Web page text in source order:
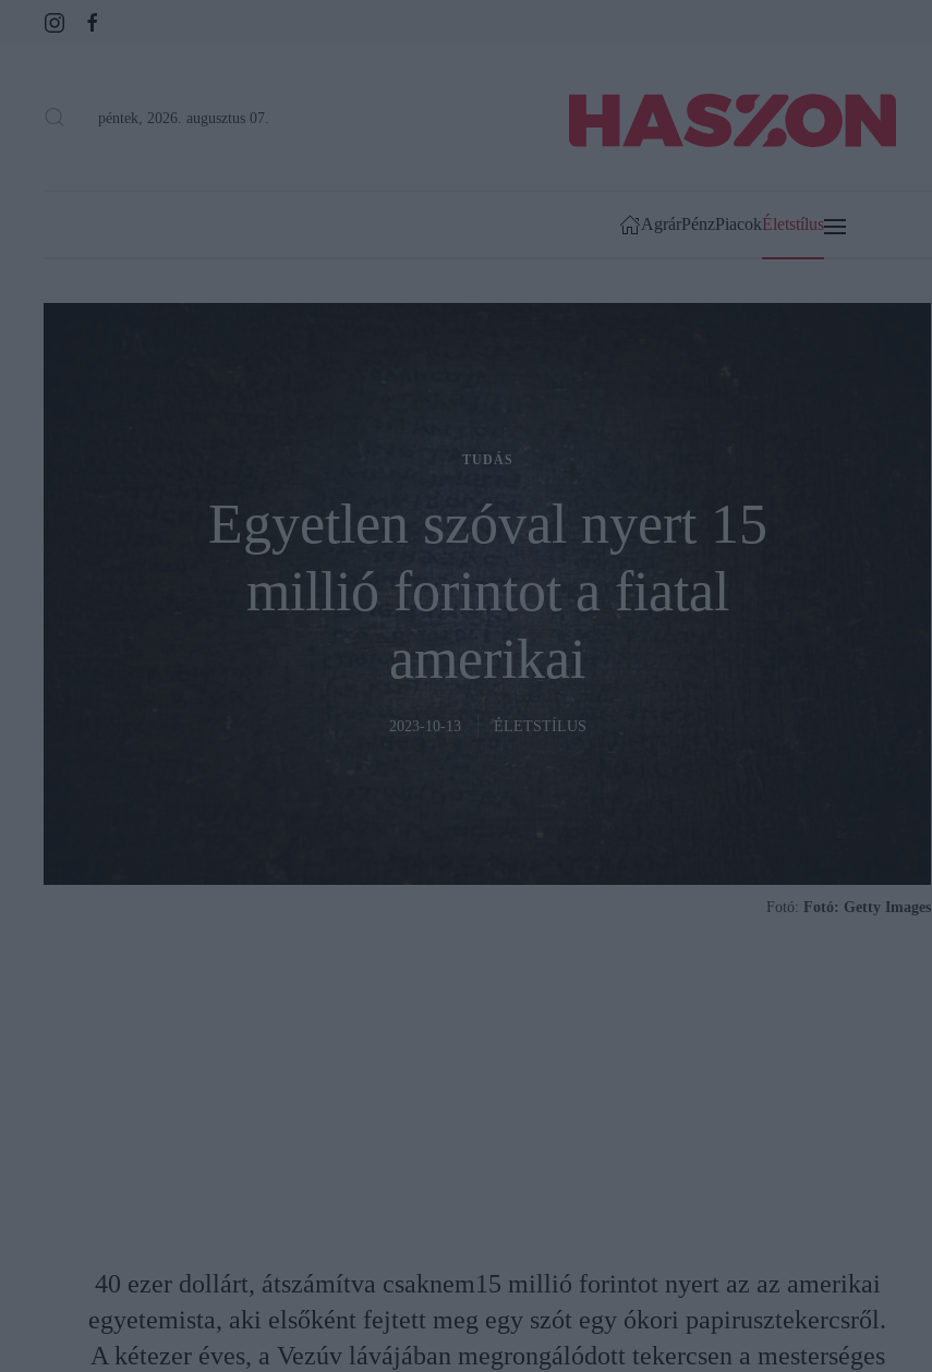
péntek, 2026. augusztus 07.
AgrárPénzPiacokÉletstílus
TUDÁS
Egyetlen szóval nyert 15
millió forintot a fiatal
amerikai
2023-10-13 ÉLETSTÍLUS
Fotó: Fotó: Getty Images
40 ezer dollárt, átszámítva csaknem15 millió forintot nyert az az amerikai
egyetemista, aki elsőként fejtett meg egy szót egy ókori papirusztekercsről.
A kétezer éves, a Vezúv lávájában megrongálódott tekercsen a mesterséges